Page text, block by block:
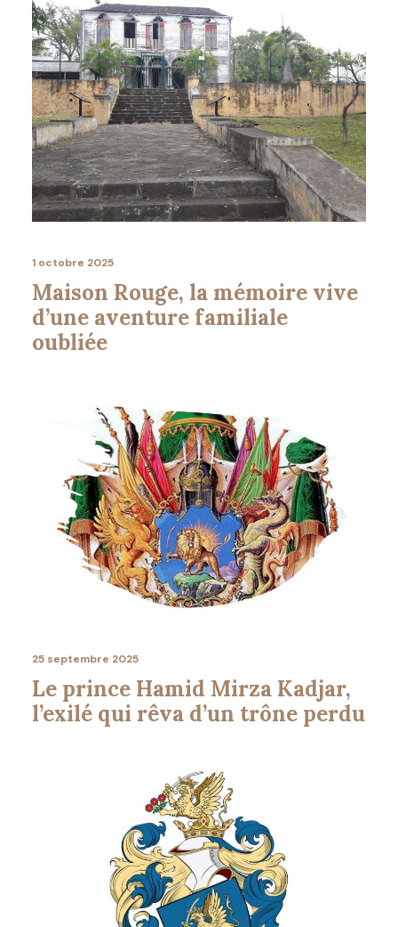
1 octobre 2025
Maison Rouge, la mémoire vive
d’une aventure familiale
oubliée
25 septembre 2025
Le prince Hamid Mirza Kadjar,
l’exilé qui rêva d’un trône perdu